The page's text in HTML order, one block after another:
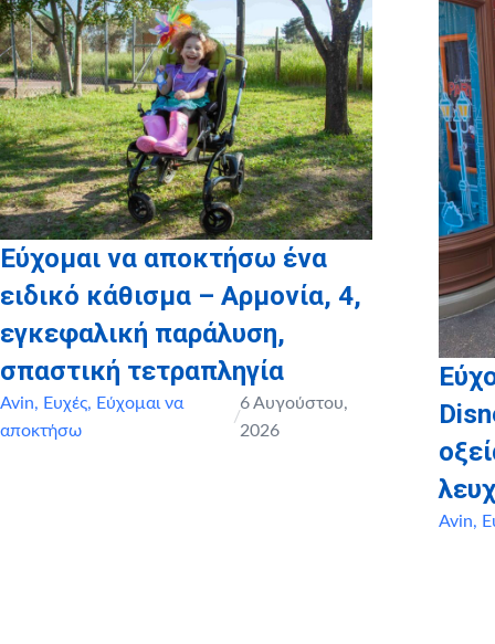
αποστολή birthday box – έκπληξη σε όλα τα παιδιά μας,
καθώς και τοmyikona.gr για τη χορηγία όλων των
προσωποποιημένων φωτογραφικών άλμπουμ των παιδιών
μας!
Εύχομαι να αποκτήσω ένα
ειδικό κάθισμα – Αρμονία, 4,
εγκεφαλική παράλυση,
σπαστική τετραπληγία
Avin, Ευχές, Εύχομαι να
αποκτήσω
/
6 Αυγούστου,
2026
Avin,